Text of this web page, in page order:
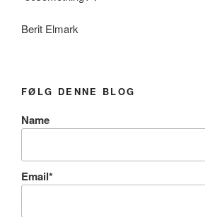
Berit Elmark
FØLG DENNE BLOG
Name
Email*